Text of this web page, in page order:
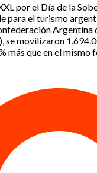
por el Día de la
para el turismo
Argentina
se movilizaron
más que en el mismo